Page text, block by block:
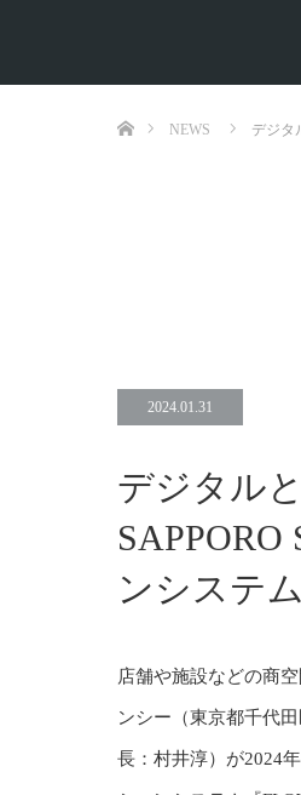
NEWS デジタ
2024.01.31
デジタル
ンシステ
店舗や施設などの商
ンシー（東京都千代
長：村井淳）が2024